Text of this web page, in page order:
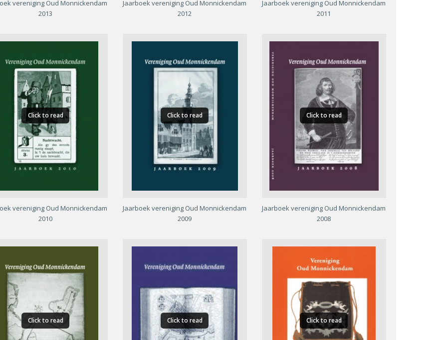
vereniging Oud Monnickendam
2013
Jaarboek vereniging Oud Monnickendam
2012
Jaarboek vereniging Oud Monnickendam
2011
Click to read
vereniging Oud Monnickendam
2010
Click to read
Jaarboek vereniging Oud Monnickendam
2009
Click to read
Jaarboek vereniging Oud Monnickendam
2008
Click to read Click to read Click to read